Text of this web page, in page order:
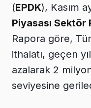
(EPDK), Kasım
Piyasası Sektör
Rapora göre,
ithalatı, geçen
azalarak 2
seviyesine